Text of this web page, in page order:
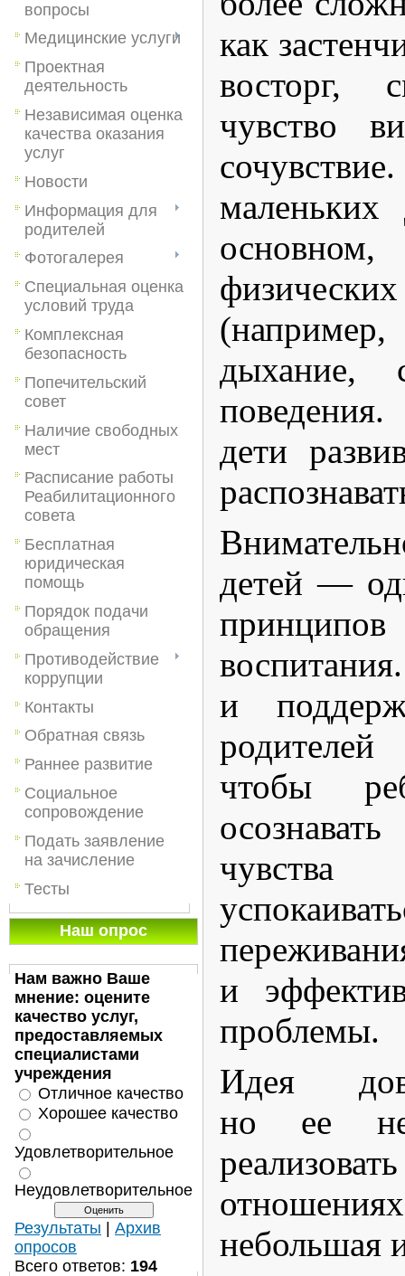
вопросы
Медицинские услуги
Проектная
деятельность
Независимая оценка
качества оказания
услуг
Новости
Информация для
родителей
Фотогалерея
Специальная оценка
условий труда
Комплексная
безопасность
Попечительский
совет
Наличие свободных
мест
Расписание работы
Реабилитационного
совета
Бесплатная
юридическая
помощь
Порядок подачи
обращения
Противодействие
коррупции
Контакты
Обратная связь
Раннее развитие
Социальное
сопровождение
Подать заявление
на зачисление
Тесты
Наш опрос
Нам важно Ваше
мнение: оцените
качество услуг,
предоставляемых
специалистами
учреждения
Отличное качество
Хорошее качество
Удовлетворительное
Неудовлетворительное
Результаты
Архив
опросов
Всего ответов: 194
как
восторг,
чувство
дыхание,
дети
детей —
и
чтобы
и
проблемы.
Идея
но ее не
небольшая